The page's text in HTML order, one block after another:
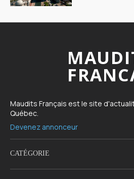
Maudits Français est le site
Québec.
Devenez annonceur
CATÉGORIE